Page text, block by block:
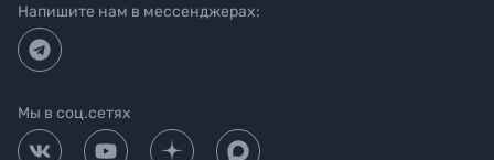
Напишите нам в мессенджерах:
Мы в соц.сетях